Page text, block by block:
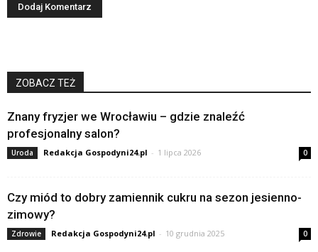
ZOBACZ TEŻ
Znany fryzjer we Wrocławiu – gdzie znaleźć
profesjonalny salon?
Uroda Redakcja Gospodyni24.pl - 1 lipca 2026 0
Czy miód to dobry zamiennik cukru na sezon jesienno-
zimowy?
Zdrowie Redakcja Gospodyni24.pl - 10 grudnia 2025 0